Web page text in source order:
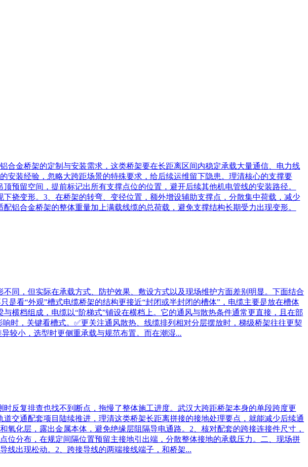
金桥架的定制与安装需求，这类桥架要在长距离区间内稳定承载大量通信、电力线
装经验，忽略大跨距场景的特殊要求，给后续运维留下隐患。理清核心的支撑要
预留空间，提前标记出所有支撑点位的位置，避开后续其他机电管线的安装路径。
挠变形。3、在桥架的转弯、变径位置，额外增设辅助支撑点，分散集中荷载，减少
铝合金桥架的整体重量加上满载线缆的总荷载，避免支撑结构长期受力出现变形。
同，但实际在承载方式、防护效果、敷设方式以及现场维护方面差别明显。下面结合
看“外观”槽式电缆桥架的结构更接近“封闭或半封闭的槽体”，电缆主要是放在槽体
横档组成，电缆以“阶梯式”铺设在横档上。它的通风与散热条件通常更直接，且在部
时，关键看槽式。✅更关注通风散热、线缆排列相对分层摆放时，梯级桥架往往更契
较小，选型时更侧重承载与规范布置。而在潮湿...
反复排查也找不到断点，拖慢了整体施工进度。武汉大跨距桥架本身的单段跨度更
交通配套项目陆续推进，理清这类桥架长距离拼接的接地处理要点，就能减少后续通
化层，露出金属本体，避免绝缘层阻隔导电通路。2、核对配套的跨接连接件尺寸，
分布，在规定间隔位置预留主接地引出端，分散整体接地的承载压力。二、现场拼
线出现松动。2、跨接导线的两端接线端子，和桥架...